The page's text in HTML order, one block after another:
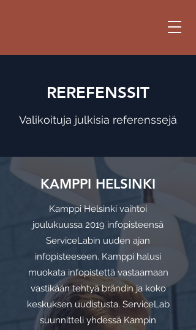
REREFENSSIT
Valikoituja julkisia referenssejä
KAMPPI HELSINKI
Kamppi Helsinki vaihtoi
joulukuussa 2019 infopisteensä
ServiceLabin uuden ajan
infopisteeseen. Kamppi halusi
muokata infopistettä vastaamaan
vastikään tehtyä brändin ja koko
keskuksen uudistusta. ServiceLab
suunnitteli yhdessä Kampin